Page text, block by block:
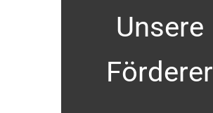
Unsere
Förderer